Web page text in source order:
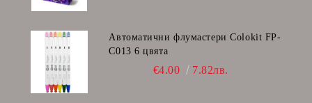
Автоматични флумастери Colokit FP-
C013 6 цвята
€4.00 7.82лв.